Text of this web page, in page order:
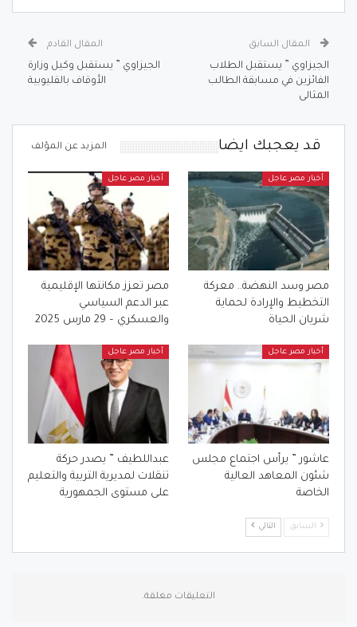
المقال السابق
الجيزاوي ” يستقبل الطلاب
الفائزين في مسابقة الطالب
المثالى
المقال القادم
الجيزاوي ” يستقبل وكيل وزارة
الأوقاف بالقليوبية
قد يعجبك ايضا المزيد عن المؤلف
أخبار مصر عاجل
مصر وسد النهضة.. معركة
التخطيط والإرادة لحماية
شريان الحياة
أخبار مصر عاجل
مصر تعزز مكانتها الإقليمية
عبر الدعم السياسي
والعسكري – 29 مارس 2025
أخبار مصر عاجل
عاشور ” يرأس اجتماع مجلس
شئون المعاهد العالية
الخاصة
أخبار مصر عاجل
عبداللطيف ” يصدر حركة
تنقلات لمديرية التربية والتعليم
على مستوى الجمهورية
السابق التالي
التعليقات مغلقة.